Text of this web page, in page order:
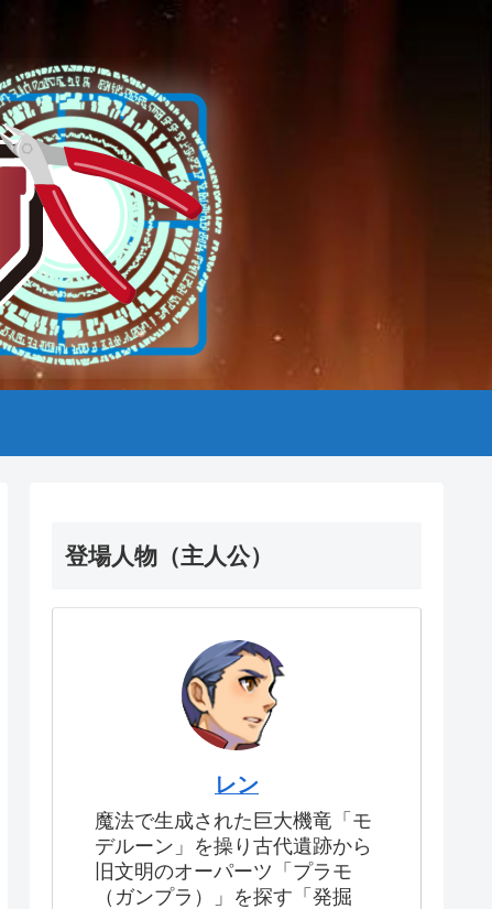
登場人物（主人公）
レン
魔法で生成された巨大機竜「モ
デルーン」を操り古代遺跡から
旧文明のオーパーツ「プラモ
（ガンプラ）」を探す「発掘